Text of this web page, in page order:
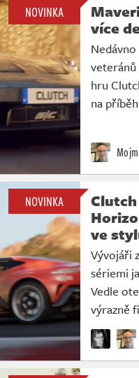
NOVINKA
více
hru
na
NOVINKA
ve
Vývojáři
sériemi
Vedle
výrazně